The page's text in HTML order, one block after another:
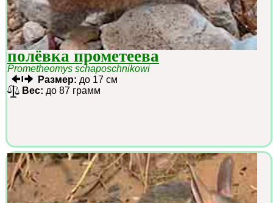
полёвка прометеева
Prometheomys schaposchnikowi
Размер: до 17 см
Вес: до 87 грамм